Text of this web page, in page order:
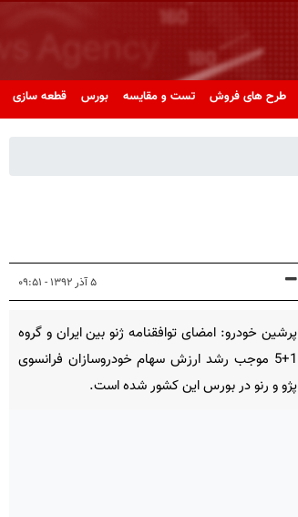
طرح های فروش تست و مقایسه بورس قطعه سازی
۵ آذر ۱۳۹۲ - ۰۹:۵۱
پرشین خودرو: امضای توافقنامه ژنو بین ایران و گروه
1+5 موجب رشد ارزش سهام خودروسازان فرانسوی
پژو و رنو در بورس این کشور شده است.